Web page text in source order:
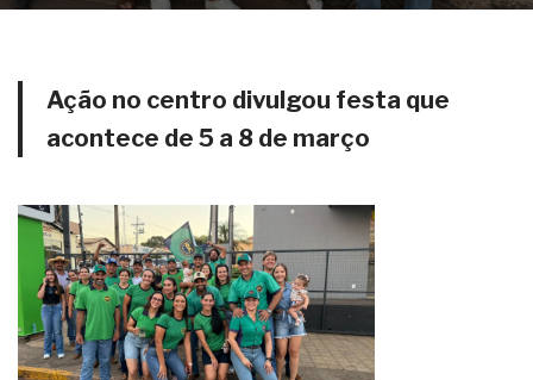
Ação no centro divulgou festa que
acontece de 5 a 8 de março